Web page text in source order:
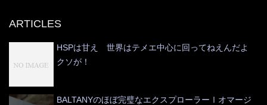
ARTICLES
HSPは甘え 世界はテメエ中心に回ってねえんだよ
クソが！
BALTANYのほぼ完璧なエクスプローラーⅠオマージ